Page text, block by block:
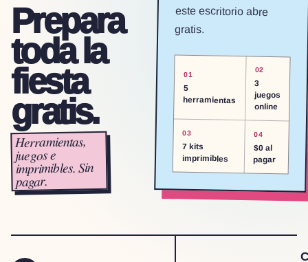
Prepara
toda la
fiesta
gratis.
Herramientas,
juegos e
imprimibles. Sin
pagar.
gratis.
01
5
herramientas
02
3
juegos
online
03
7 kits
imprimibles
04
$0 al
pagar